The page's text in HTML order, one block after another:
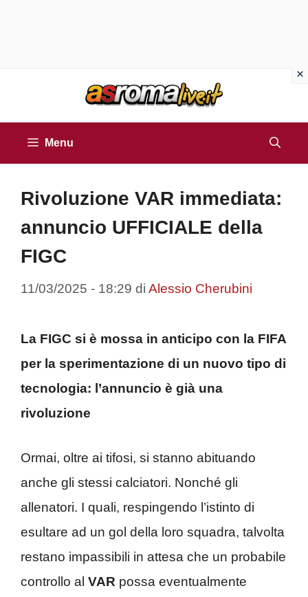
Menu
Rivoluzione VAR immediata:
annuncio UFFICIALE della
FIGC
11/03/2025 - 18:29 di Alessio Cherubini
La FIGC si è mossa in anticipo con la FIFA
per la sperimentazione di un nuovo tipo di
tecnologia: l’annuncio è già una
rivoluzione
Ormai, oltre ai tifosi, si stanno abituando
anche gli stessi calciatori. Nonché gli
allenatori. I quali, respingendo l’istinto di
esultare ad un gol della loro squadra, talvolta
restano impassibili in attesa che un probabile
controllo al VAR possa eventualmente